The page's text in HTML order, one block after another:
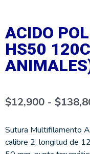
ACIDO
HS50
$12,900 - $
Sutura Multifilamento
calibre 2, longitud de